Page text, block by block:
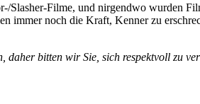
Slasher-Filme, und nirgendwo wurden
immer noch die Kraft, Kenner zu
daher bitten wir Sie, sich respektvoll zu